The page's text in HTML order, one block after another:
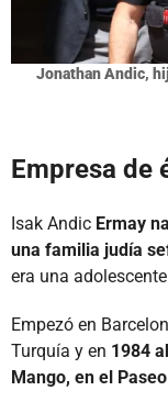
Jonathan Andic,
Empresa de
Isak Andic Ermay
una familia judía
era una
Empezó en
Turquía y en 1984
Mango, en el